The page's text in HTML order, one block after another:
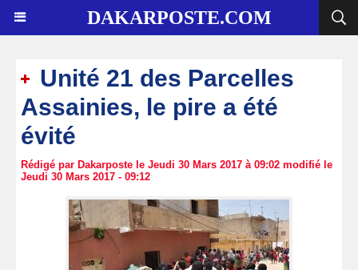
DAKARPOSTE.COM
Unité 21 des Parcelles
Assainies, le pire a été
évité
Rédigé par Dakarposte le Jeudi 30 Mars 2017 à 09:02 modifié le
Jeudi 30 Mars 2017 - 09:12